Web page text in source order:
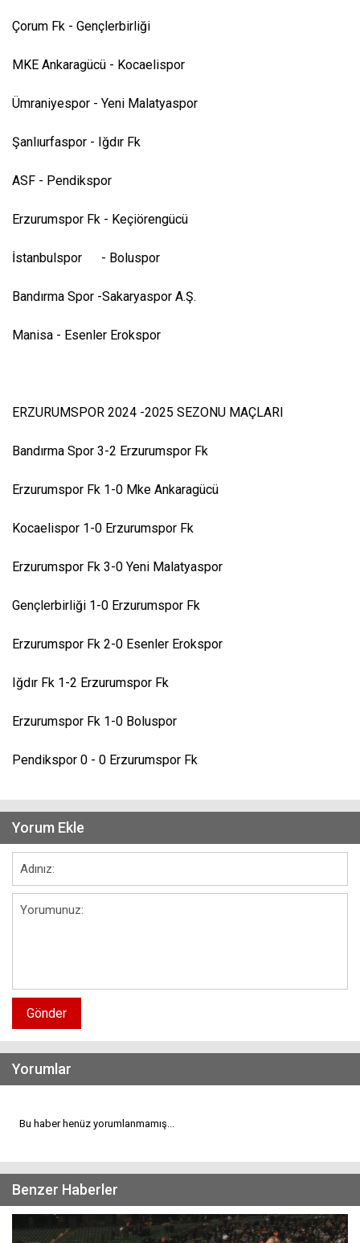
Çorum Fk - Gençlerbirliği
MKE Ankaragücü - Kocaelispor
Ümraniyespor - Yeni Malatyaspor
Şanlıurfaspor - Iğdır Fk
ASF - Pendikspor
Erzurumspor Fk - Keçiörengücü
İstanbulspor - Boluspor
Bandırma Spor -Sakaryaspor A.Ş.
Manisa - Esenler Erokspor
ERZURUMSPOR 2024 -2025 SEZONU MAÇLARI
Bandırma Spor 3-2 Erzurumspor Fk
Erzurumspor Fk 1-0 Mke Ankaragücü
Kocaelispor 1-0 Erzurumspor Fk
Erzurumspor Fk 3-0 Yeni Malatyaspor
Gençlerbirliği 1-0 Erzurumspor Fk
Erzurumspor Fk 2-0 Esenler Erokspor
Iğdır Fk 1-2 Erzurumspor Fk
Erzurumspor Fk 1-0 Boluspor
Pendikspor 0 - 0 Erzurumspor Fk
Yorum Ekle
Gönder
Yorumlar
Bu haber henüz yorumlanmamış...
Benzer Haberler